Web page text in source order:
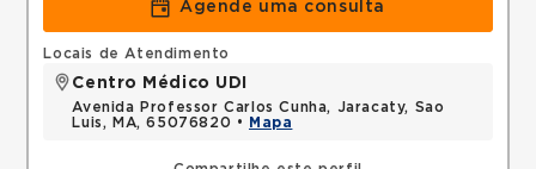
Agende uma consulta
Locais de Atendimento
Centro Médico UDI
Avenida Professor Carlos Cunha, Jaracaty, Sao
Luis, MA, 65076820 •
Mapa